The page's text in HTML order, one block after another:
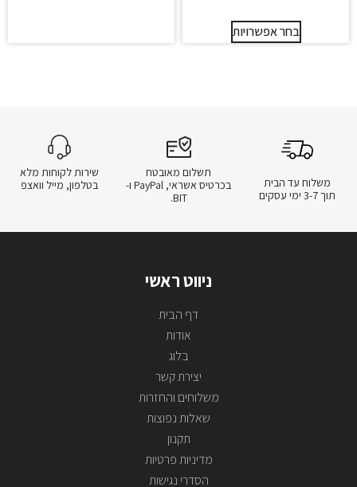
בחר אפשרויות
משלוח עד הבית
תוך 3-7 ימי עסקים
תשלום מאובטח
בכרטיס אשראי, PayPal ו-
BIT.
שירות לקוחות מלא
בטלפון, מייל וואצפ
ניווט ראשי
דף הבית
אודות
בלוג
יצירת קשר
משלוחים והחזרות
שאלות נפוצות
תקנון
מדיניות פרטיות
הסדרי נגישות